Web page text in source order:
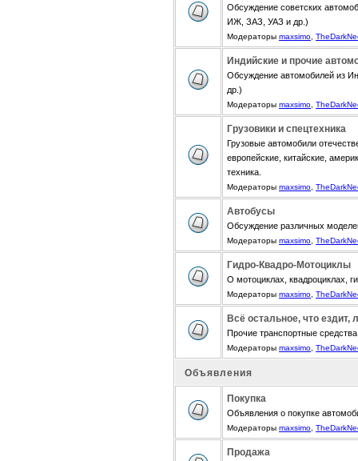
Обсуждение советских
ИЖ, ЗАЗ, УАЗ и др.)
Модераторы maxsimo
Индийские и прочие
Обсуждение автомобилей из
др.)
Модераторы maxsimo
Грузовики и спецтехника
Грузовые автомобили
европейские, китайские,
техника.
Модераторы maxsimo
Автобусы
Обсуждение различных
Модераторы maxsimo
Гидро-Квадро-Мотоциклы
О мотоциклах, квадроциклах,
Модераторы maxsimo
Всё остальное, что ездит,
Прочие транспортные средства
Модераторы maxsimo
Объявления
Покупка
Объявления о покупке
Модераторы maxsimo
Продажа